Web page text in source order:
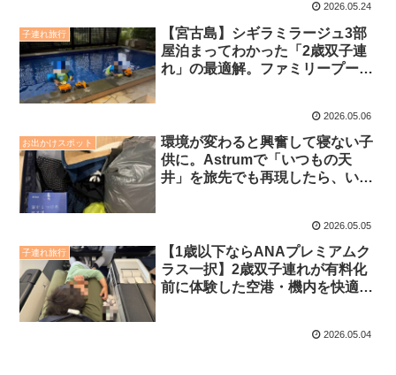
2026.05.24
子連れ旅行
【宮古島】シギラミラージュ3部
屋泊まってわかった「2歳双子連
れ」の最適解。ファミリープール
2026.05.06
お出かけスポット
環境が変わると興奮して寝ない子
供に。Astrumで「いつもの天
井」を旅先でも再現したら、いつ
2026.05.05
子連れ旅行
【1歳以下ならANAプレミアムク
ラス一択】2歳双子連れが有料化
前に体験した空港・機内を快適に
2026.05.04